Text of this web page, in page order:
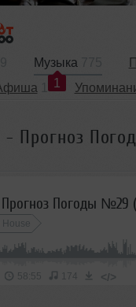
Музыка
1
- Прогноз
Погоды №29
House
58:55 174 </>